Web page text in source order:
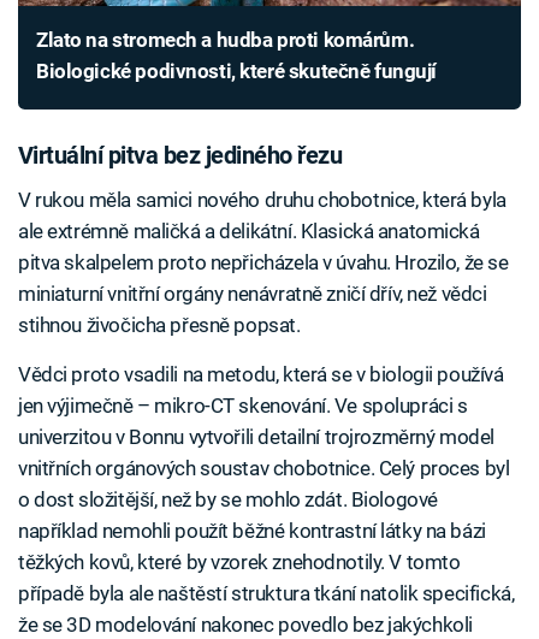
Zlato na stromech a hudba proti komárům.
Biologické podivnosti, které skutečně fungují
Virtuální pitva bez jediného řezu
V rukou měla samici nového druhu chobotnice, která byla
ale extrémně maličká a delikátní. Klasická anatomická
pitva skalpelem proto nepřicházela v úvahu. Hrozilo, že se
miniaturní vnitřní orgány nenávratně zničí dřív, než vědci
stihnou živočicha přesně popsat.
Vědci proto vsadili na metodu, která se v biologii používá
jen výjimečně – mikro-CT skenování. Ve spolupráci s
univerzitou v Bonnu vytvořili detailní trojrozměrný model
vnitřních orgánových soustav chobotnice. Celý proces byl
o dost složitější, než by se mohlo zdát. Biologové
například nemohli použít běžné kontrastní látky na bázi
těžkých kovů, které by vzorek znehodnotily. V tomto
případě byla ale naštěstí struktura tkání natolik specifická,
že se 3D modelování nakonec povedlo bez jakýchkoli